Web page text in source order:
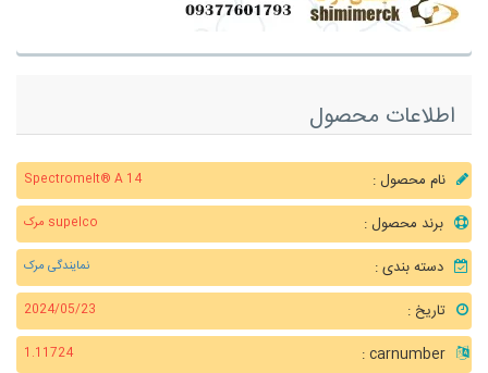
اطلاعات محصول
نام محصول : Spectromelt® A 14
برند محصول : supelco مرک
دسته بندی : نمایندگی مرک
تاریخ : 2024/05/23
1.11724